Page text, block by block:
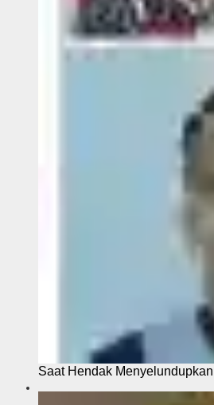
Saat Hendak